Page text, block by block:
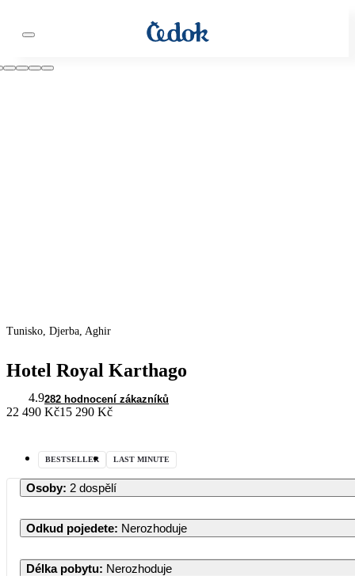
Tunisko, Djerba, Aghir
Hotel Royal Karthago
4.9282 hodnocení zákazníků
22 490 Kč15 290 Kč
BESTSELLER LAST MINUTE
Osoby: 2 dospělí
Odkud pojedete: Nerozhoduje
Délka pobytu: Nerozhoduje